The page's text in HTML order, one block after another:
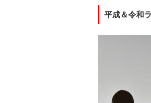
平成＆令和